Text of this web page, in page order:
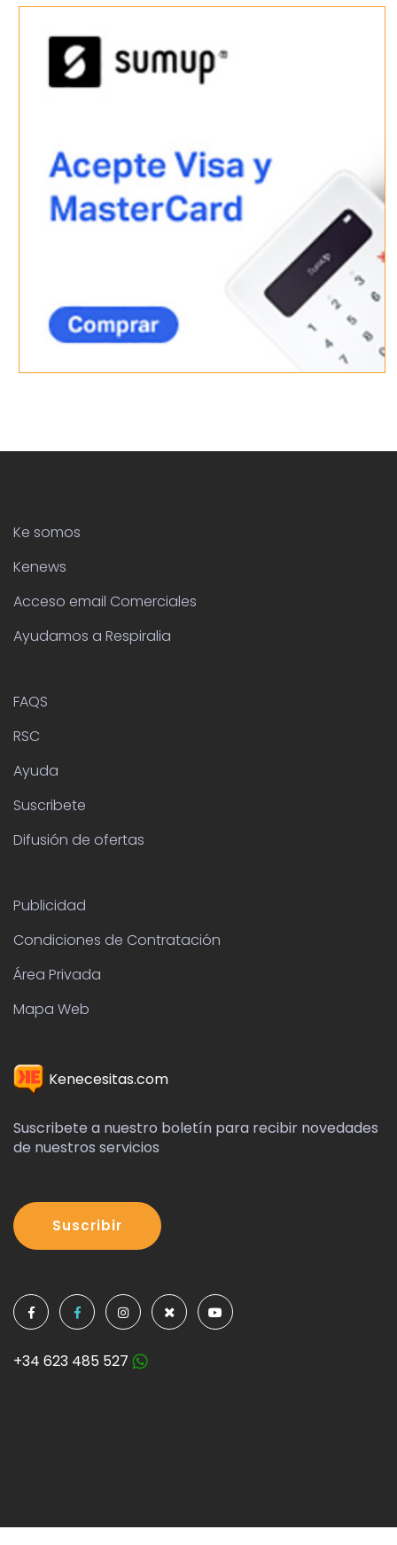
Ke somos
Kenews
Acceso email Comerciales
Ayudamos a Respiralia
FAQS
RSC
Ayuda
Suscribete
Difusión de ofertas
Publicidad
Condiciones de Contratación
Área Privada
Mapa Web
Kenecesitas.com
Suscribete a nuestro boletín para recibir novedades
de nuestros servicios
Suscribir
+34 623 485 527